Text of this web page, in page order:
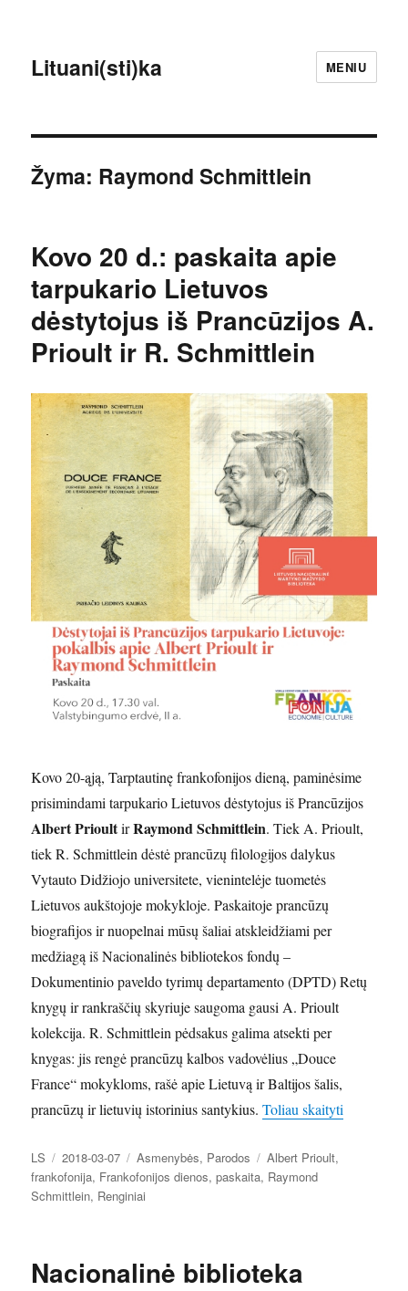
Lituani(sti)ka MENIU
Žyma: Raymond Schmittlein
Kovo 20 d.: paskaita apie
tarpukario Lietuvos
dėstytojus iš Prancūzijos A.
Prioult ir R. Schmittlein
Kovo 20-ąją, Tarptautinę frankofonijos dieną, paminėsime
prisimindami tarpukario Lietuvos dėstytojus iš Prancūzijos
Albert PrioultirRaymond Schmittlein. Tiek A. Prioult,
tiek R. Schmittlein dėstė prancūzų filologijos dalykus
Vytauto Didžiojo universitete, vienintelėje tuometės
Lietuvos aukštojoje mokykloje. Paskaitoje prancūzų
biografijos ir nuopelnai mūsų šaliai atskleidžiami per
medžiagą iš Nacionalinės bibliotekos fondų –
Dokumentinio paveldo tyrimų departamento (DPTD) Retų
knygų ir rankraščių skyriuje saugoma gausi A. Prioult
kolekcija. R. Schmittlein pėdsakus galima atsekti per
knygas: jis rengė prancūzų kalbos vadovėlius „Douce
France“ mokykloms, rašė apie Lietuvą ir Baltijos šalis,
prancūzų ir lietuvių istorinius santykius.Toliau skaityti
Autorius
LS Paskelbta
2018-03-07 Kategorijos
Asmenybės, Parodos Žymos
Albert Prioult,
frankofonija, Frankofonijos dienos,paskaita, Raymond
Schmittlein, Renginiai
Nacionalinė biblioteka